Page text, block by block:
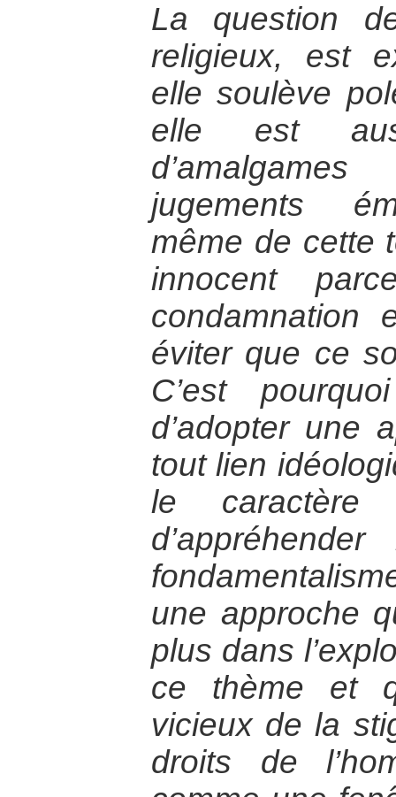
La question
religieux, est
elle soulève
elle est
jugements
même de cette
innocent
éviter que ce
C’est
d’adopter une
tout lien
le caractère
une approche
plus dans
ce thème et
vicieux de la
droits de